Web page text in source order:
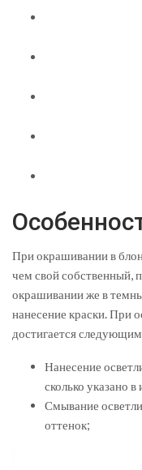
При окрашивании в
чем свой собственный,
окрашивании же в
нанесение краски. При
достигается
Нанесение
сколько указано
Смывание
оттенок;